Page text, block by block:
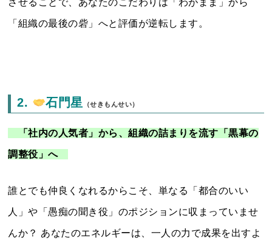
させることで、あなたのこだわりは「わがまま」から
「組織の最後の砦」へと評価が逆転します。
2. 石門星 （せきもんせい）
「社内の人気者」から、組織の詰まりを流す「黒幕の
調整役」へ
誰とでも仲良くなれるからこそ、単なる「都合のいい
人」や「愚痴の聞き役」のポジションに収まっていませ
んか？ あなたのエネルギーは、一人の力で成果を出すよ